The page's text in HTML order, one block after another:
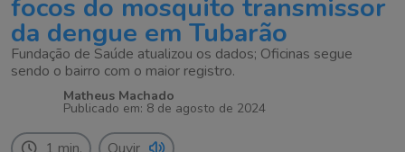
focos do mosquito transmissor
da dengue em Tubarão
Fundação de Saúde atualizou os dados; Oficinas segue
sendo o bairro com o maior registro.
Matheus Machado
Publicado em: 8 de agosto de 2024